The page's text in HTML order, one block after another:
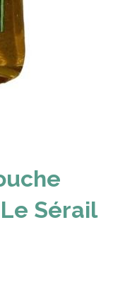
Sérail